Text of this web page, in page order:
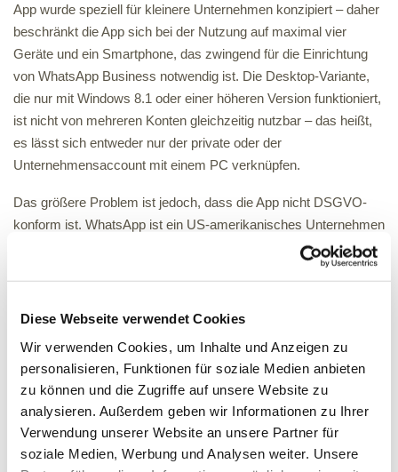
Diese Webseite verwendet Cookies
Wir verwenden Cookies, um Inhalte und Anzeigen zu
personalisieren, Funktionen für soziale Medien anbieten
zu können und die Zugriffe auf unsere Website zu
analysieren. Außerdem geben wir Informationen zu Ihrer
Verwendung unserer Website an unsere Partner für
soziale Medien, Werbung und Analysen weiter. Unsere
App wurde speziell für kleinere Unternehmen konzipiert – daher
beschränkt die App sich bei der Nutzung auf maximal vier
Geräte und ein Smartphone, das zwingend für die Einrichtung
von WhatsApp Business notwendig ist. Die Desktop-Variante,
die nur mit Windows 8.1 oder einer höheren Version funktioniert,
ist nicht von mehreren Konten gleichzeitig nutzbar – das heißt,
es lässt sich entweder nur der private oder der
Unternehmensaccount mit einem PC verknüpfen.
Das größere Problem ist jedoch, dass die App nicht DSGVO-
konform ist. WhatsApp ist ein US-amerikanisches Unternehmen
und gehört wie seine Mutter Facebook zum Meta-Konzern.
WhatsApp Business greift ebenso wie die private WhatsApp-
auch nur kurz – in den USA. Handelt es sich dabei um Daten
einer Übermittlung ihrer Daten an WhatsApp nicht zugestimmt
haben, wird es kritisch.
DIE WHATSAPP BUSINESS